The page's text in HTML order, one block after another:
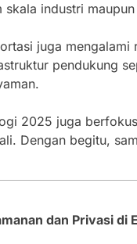
skala industri
juga
pendukung
2025 juga
Dengan begitu,
dan Privasi di